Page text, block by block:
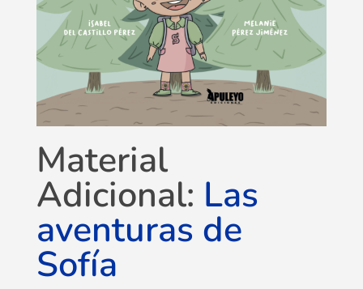
Material
Adicional: Las
aventuras de
Sofía